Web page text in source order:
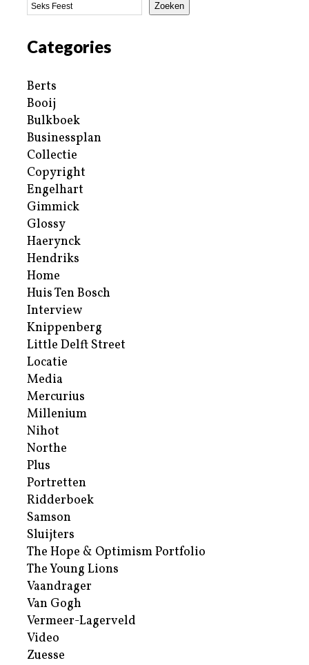
Zoeken
Categories
Berts
Booij
Bulkboek
Businessplan
Collectie
Copyright
Engelhart
Gimmick
Glossy
Haerynck
Hendriks
Home
Huis Ten Bosch
Interview
Knippenberg
Little Delft Street
Locatie
Media
Mercurius
Millenium
Nihot
Northe
Plus
Portretten
Ridderboek
Samson
Sluijters
The Hope & Optimism Portfolio
The Young Lions
Vaandrager
Van Gogh
Vermeer-Lagerveld
Video
Zuesse